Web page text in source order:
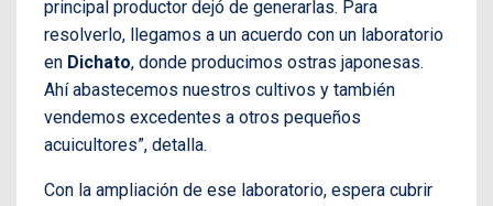
principal productor dejó de generarlas. Para
resolverlo, llegamos a un acuerdo con un laboratorio
en Dichato, donde producimos ostras japonesas.
Ahí abastecemos nuestros cultivos y también
vendemos excedentes a otros pequeños
acuicultores”, detalla.
Con la ampliación de ese laboratorio, espera cubrir